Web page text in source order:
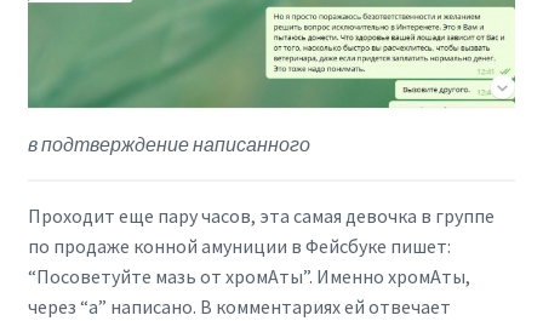
в подтверждение написанного
Проходит еще пару часов, эта самая девочка в группе
по продаже конной амуниции в Фейсбуке пишет:
“Посоветуйте мазь от хромАты”. Именно хромАты,
через “а” написано. В комментариях ей отвечает